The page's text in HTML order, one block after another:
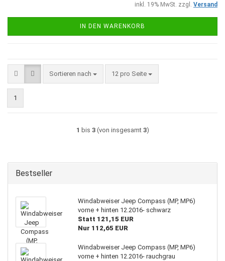
inkl. 19% MwSt. zzgl. Versand
IN DEN WARENKORB
Sortieren nach
Sortieren nach 12 pro Seite
pro Seite
1
1 bis 3(von insgesamt 3)
Bestseller
Windabweiser Jeep Compass (MP, MP6)
vorne + hinten 12.2016- schwarz
Statt 121,15 EUR
Nur 112,65 EUR
Windabweiser Jeep Compass (MP, MP6)
vorne + hinten 12.2016- rauchgrau